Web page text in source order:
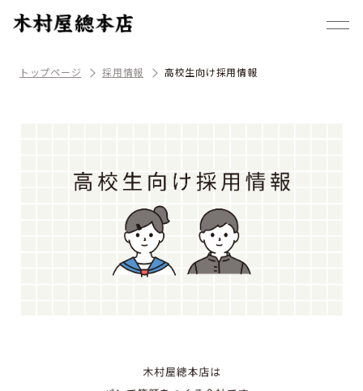
トップページ 採用情報 高校生向け採用情報